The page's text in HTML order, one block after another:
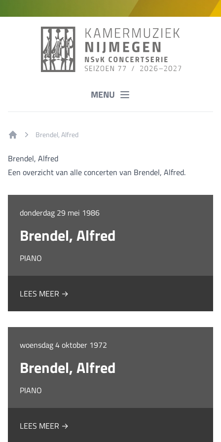
MENU
Brendel, Alfred
Brendel, Alfred
Een overzicht van alle concerten van Brendel, Alfred.
donderdag 29 mei 1986
Brendel, Alfred
PIANO
LEES MEER →
woensdag 4 oktober 1972
Brendel, Alfred
PIANO
LEES MEER →